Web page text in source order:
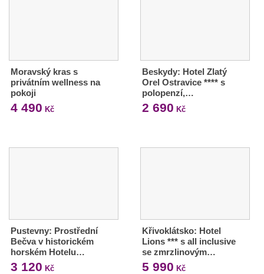
Moravský kras s
privátním wellness na
pokoji
4 490 Kč
Beskydy: Hotel Zlatý
Orel Ostravice **** s
polopenzí,…
2 690 Kč
Pustevny: Prostřední
Bečva v historickém
horském Hotelu…
3 120 Kč
Křivoklátsko: Hotel
Lions *** s all inclusive
se zmrzlinovým…
5 990 Kč